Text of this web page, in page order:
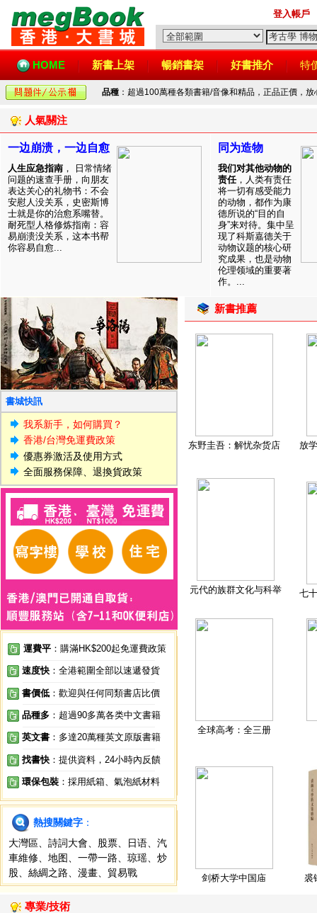
登入帳戶
HOME 新書上架 暢銷書架 好書推介 特
品種 ：超過100萬種各類書籍/音像和精品，正品正價，
人氣關注
一边崩溃，一边自愈
人生应急指南 ， 日常情绪
问题的速查手册，向朋友
表达关心的礼物书：不会
安慰人没关系，史密斯博
士就是你的治愈系嘴替。
耐死型人格修炼指南：容
易崩溃没关系，这本书帮
你容易自愈...
同为造物
我们对其他动物的
责任，人类有责任
将一切有感受能力
的动物，都作为康
德所说的“目的自
身”来对待。集中呈
现了科斯嘉德关于
动物议题的核心研
究成果，也是动物
伦理领域的重要著
作。...
書城快訊
我系新手，如何購買？
香港/台灣免運費政策
優惠券激活及使用方式
全面服務保障、退換貨政策
運費平 ：購滿HK$200起免運費政策
速度快 ：全港範圍全部以速遞發貨
書價低 ：歡迎與任何同類書店比價
品種多 ：超過90多萬各类中文書籍
英文書 ：多達20萬種英文原版書籍
找書快 ：提供資料，24小時內反饋
環保包裝 ：採用紙箱、氣泡紙材料
熱搜關鍵字 ：
大灣區
詩詞大會 股票 日语
汽
車維修
地图 一帶一路 琼瑶
炒
股
絲綢之路 漫畫 貿易戰
新書推薦
东野圭吾：解忧杂货店 放
元代的族群文化与科举 七
全球高考：全三册
剑桥大学中国庙 裘
專業/技術